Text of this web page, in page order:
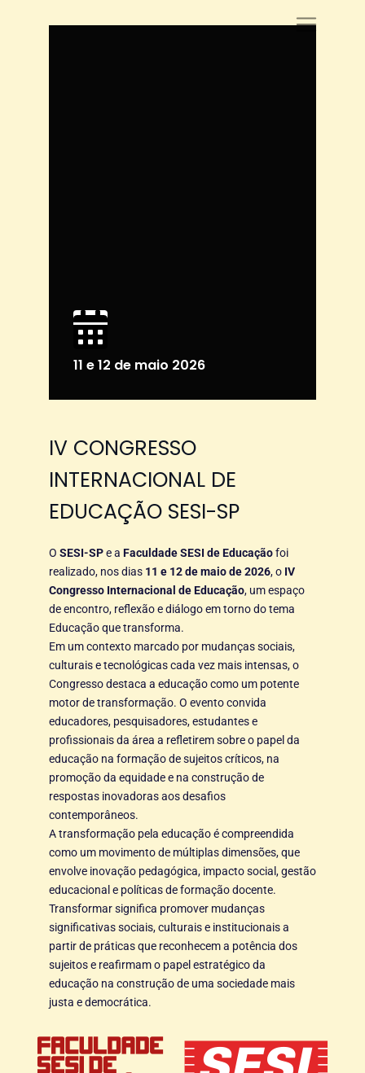
IV CONGRESSO
INTERNACIONAL DE
EDUCAÇÃO SESI-SP
O SESI-SPe a Faculdade SESI de Educaçãofoi
realizado, nos dias 11 e 12 de maio de 2026, o IV
Congresso Internacional de Educação, um espaço
de encontro, reflexão e diálogo em torno do tema
Educação que transforma.
Em um contexto marcado por mudanças sociais,
culturais e tecnológicas cada vez mais intensas, o
Congresso destaca a educação como um potente
motor de transformação. O evento convida
educadores, pesquisadores, estudantes e
profissionais da área a refletirem sobre o papel da
educação na formação de sujeitos críticos, na
promoção da equidade e na construção de
respostas inovadoras aos desafios
contemporâneos.
A transformação pela educação é compreendida
como um movimento de múltiplas dimensões, que
envolve inovação pedagógica, impacto social, gestão
educacional e políticas de formação docente.
Transformar significa promover mudanças
significativas sociais, culturais e institucionais a
partir de práticas que reconhecem a potência dos
sujeitos e reafirmam o papel estratégico da
educação na construção de uma sociedade mais
justa e democrática.
11 e 12 de maio 2026